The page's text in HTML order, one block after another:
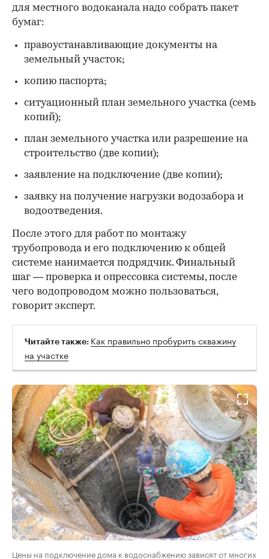
для местного водоканала надо собрать пакет
бумаг:
правоустанавливающие документы на
земельный участок;
копию паспорта;
ситуационный план земельного участка (семь
копий);
план земельного участка или разрешение на
строительство (две копии);
заявление на подключение (две копии);
заявку на получение нагрузки водозабора и
водоотведения.
После этого для работ по монтажу
трубопровода и его подключению к общей
системе нанимается подрядчик. Финальный
шаг — проверка и опрессовка системы, после
чего водопроводом можно пользоваться,
говорит эксперт.
Читайте также: Как правильно пробурить скважину
на участке
Цены на подключение дома к водоснабжению зависят от многих